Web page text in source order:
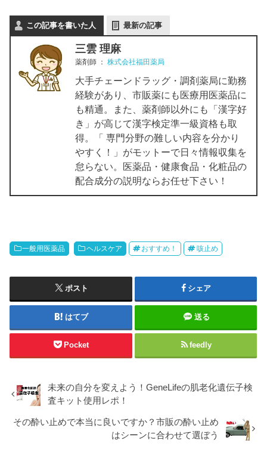
この記事を書いた人 最新の記事
三雲 理麻
薬剤師 ：株式会社福田薬局
大手チェーンドラッグ・調剤薬局に勤務
経験があり、市販薬にも医療用医薬品に
も精通。また、薬剤師以外にも「漢字好
き」が高じて漢字検定準一級資格も取
得。「 専門分野の難しい内容を分かり
やすく！」がモットーで日々情報収集を
怠らない。医薬品・健康食品・化粧品の
配合成分の説明ならお任せ下さい！
一般用医薬品 ヘルスケア おすすめ！ 咳止め
ポスト シェア
はてブ 送る
Pocket feedly
未来の自分を変えよう！GeneLifeの肌老化遺伝子検
査キット使用レポ！
その酔い止めで本当に良いですか？市販の酔い止め
はシーンに合わせて選ぼう